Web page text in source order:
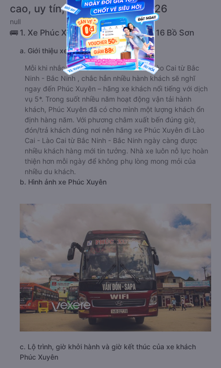
cao, uy tín, giá rẻ nhất 08/2026
null
🚌 1. Xe Phúc Xuyên khởi hành tại Cầu 16 Bồ Sơn
a. Giới thiệu xe Phúc Xuyên
Mỗi khi nhắc đến xe khách đi Lào Cai - Lào Cai từ Bắc
Ninh - Bắc Ninh , chắc hẳn nhiều hành khách sẽ nghĩ
ngay đến Phúc Xuyên – hãng xe khách nổi tiếng với dịch
vụ 5*. Trong suốt nhiều năm hoạt động vận tải hành
khách, Phúc Xuyên đã có cho mình một lượng khách ổn
định hàng năm. Với phương châm xuất bến đúng giờ,
đón/trả khách đúng nơi nên hãng xe Phúc Xuyên đi Lào
Cai - Lào Cai từ Bắc Ninh - Bắc Ninh ngày càng được
nhiều khách hàng mới tin tưởng. Nhà xe luôn nỗ lực hoàn
thiện hơn mỗi ngày để không phụ lòng mong mỏi của
nhiều du khách.
b. Hình ảnh xe Phúc Xuyên
c. Lộ trình, giờ khởi hành và giờ kết thúc của xe khách
Phúc Xuyên